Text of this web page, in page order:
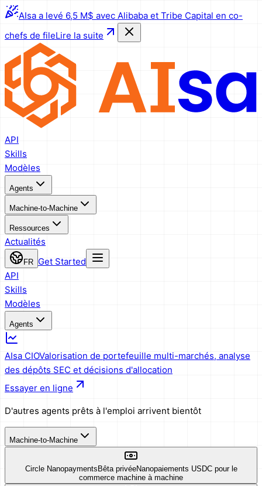
AIsa a levé 6,5 M$ avec Alibaba et Tribe Capital en co-
chefs de fileLire la suite
API
Skills
Modèles
Agents
Machine-to-Machine
Ressources
Actualités
FR Get Started
API
Skills
Modèles
Agents
AIsa CIOValorisation de portefeuille multi-marchés, analyse
des dépôts SEC et décisions d'allocation
Essayer en ligne
D'autres agents prêts à l'emploi arrivent bientôt
Machine-to-Machine
Circle Nanopayments Bêta privéeNanopaiements USDC pour le
commerce machine à machine